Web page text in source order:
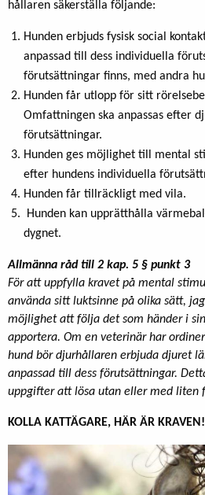
hållaren säkerställa följande:
Hunden erbjuds fysisk social
anpassad till dess individuella
förutsättningar finns, med andra
Hunden får utlopp för sitt
Omfattningen ska anpassas efter
förutsättningar.
Hunden ges möjlighet till mental
efter hundens individuella
Hunden får tillräckligt med vila.
Hunden kan upprätthålla
dygnet.
Allmänna råd till 2 kap. 5 § punkt 3
För att uppfylla kravet på mental
använda sitt luktsinne på olika sätt,
möjlighet att följa det som händer i
apportera. Om en veterinär har
hund bör djurhållaren erbjuda djuret
anpassad till dess förutsättningar.
uppgifter att lösa utan eller med liten
KOLLA KATTÄGARE, HÄR ÄR KRAVEN!